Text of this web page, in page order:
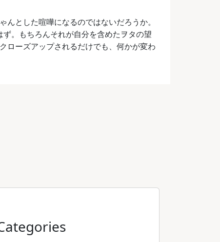
とした喧嘩になるのではないだろうか。
。もちろんそれが自分を含めたヲタの望
ローズアップされるだけでも、何かが変わ